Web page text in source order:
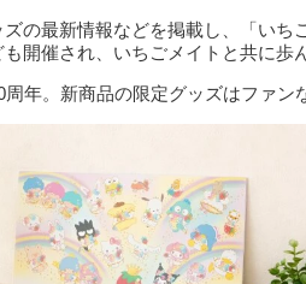
の最新情報などを掲載し、「いち
開催され、いちごメイトと共に歩
年。新商品の限定グッズはファン